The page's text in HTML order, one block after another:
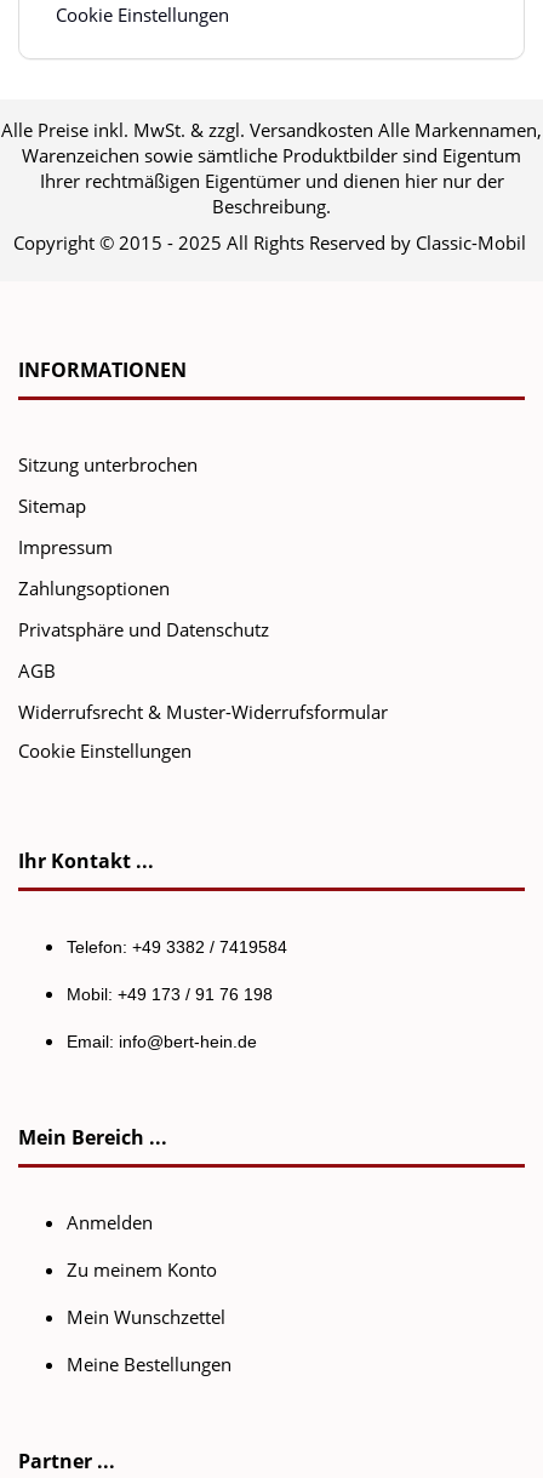
Cookie Einstellungen
Alle Preise inkl. MwSt. & zzgl. Versandkosten Alle Markennamen,
Warenzeichen sowie sämtliche Produktbilder sind Eigentum
Ihrer rechtmäßigen Eigentümer und dienen hier nur der
Beschreibung.
Copyright © 2015 - 2025 All Rights Reserved by Classic-Mobil
INFORMATIONEN
Sitzung unterbrochen
Sitemap
Impressum
Zahlungsoptionen
Privatsphäre und Datenschutz
AGB
Widerrufsrecht & Muster-Widerrufsformular
Cookie Einstellungen
Ihr Kontakt ...
Telefon: +49 3382 / 7419584
Mobil: +49 173 / 91 76 198
Email: info@bert-hein.de
Mein Bereich ...
Anmelden
Zu meinem Konto
Mein Wunschzettel
Meine Bestellungen
Partner ...